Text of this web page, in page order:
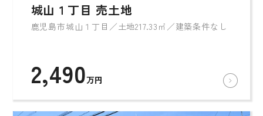
城山１丁目 売土地
鹿児島市城山１丁目／土地217.33㎡／建築条件なし
2,490万円